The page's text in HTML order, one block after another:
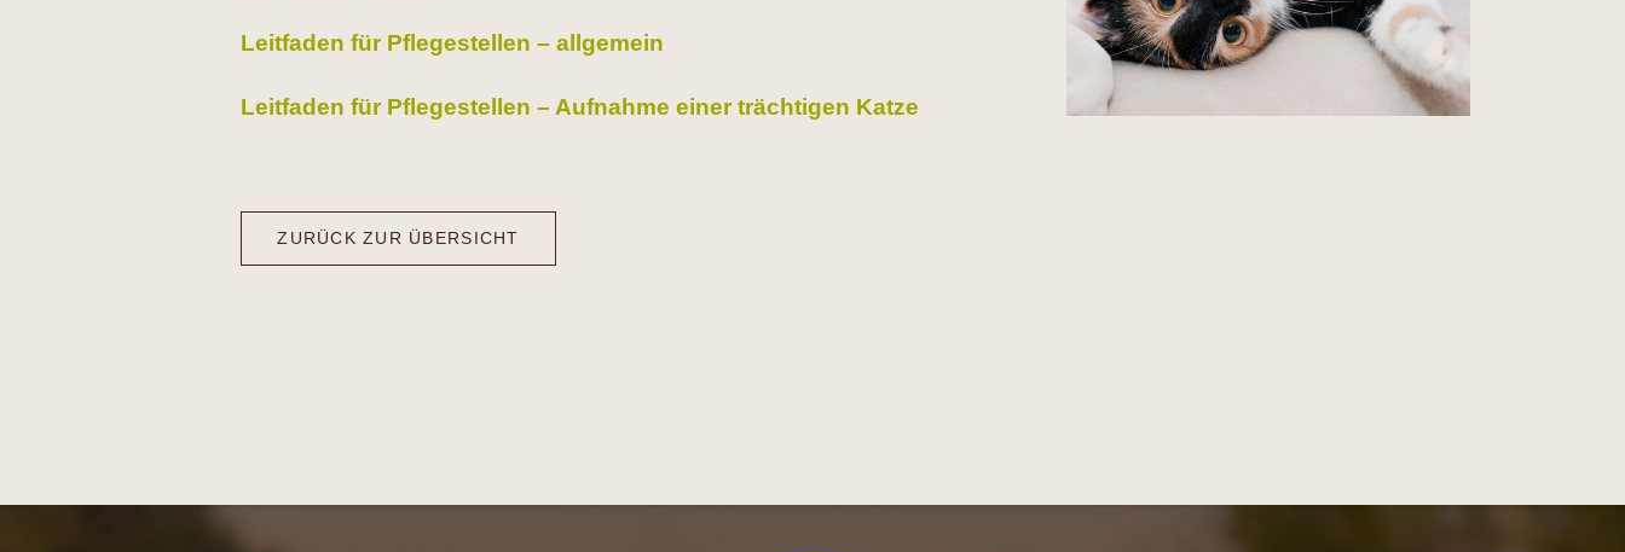
Leitfaden für Pflegestellen – allgemein
Leitfaden für Pflegestellen – Aufnahme einer trächtigen Katze
ZURÜCK ZUR ÜBERSICHT